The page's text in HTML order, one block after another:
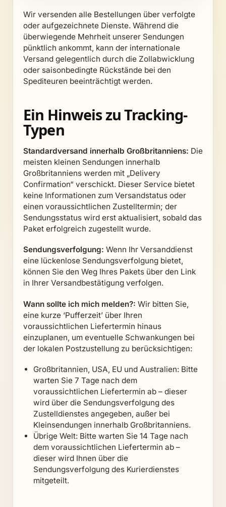
Wir versenden alle Bestellungen über verfolgte
oder aufgezeichnete Dienste. Während die
überwiegende Mehrheit unserer Sendungen
pünktlich ankommt, kann der internationale
Versand gelegentlich durch die Zollabwicklung
oder saisonbedingte Rückstände bei den
Spediteuren beeinträchtigt werden.
Ein Hinweis zu Tracking-
Typen
Standardversand innerhalb Großbritanniens: Die
meisten kleinen Sendungen innerhalb
Großbritanniens werden mit „Delivery
Confirmation“ verschickt. Dieser Service bietet
keine Informationen zum Versandstatus oder
einen voraussichtlichen Zustelltermin; der
Sendungsstatus wird erst aktualisiert, sobald das
Paket erfolgreich zugestellt wurde.
Sendungsverfolgung: Wenn Ihr Versanddienst
eine lückenlose Sendungsverfolgung bietet,
können Sie den Weg Ihres Pakets über den Link
in Ihrer Versandbestätigung verfolgen.
Wann sollte ich mich melden?: Wir bitten Sie,
eine kurze ‘Pufferzeit’ über Ihren
voraussichtlichen Liefertermin hinaus
einzuplanen, um eventuelle Schwankungen bei
der lokalen Postzustellung zu berücksichtigen:
Großbritannien, USA, EU und Australien: Bitte
warten Sie 7 Tage nach dem
voraussichtlichen Liefertermin ab – dieser
wird über die Sendungsverfolgung des
Zustelldienstes angegeben, außer bei
Kleinsendungen innerhalb Großbritanniens.
Übrige Welt: Bitte warten Sie 14 Tage nach
dem voraussichtlichen Liefertermin ab –
dieser wird Ihnen über die
Sendungsverfolgung des Kurierdienstes
mitgeteilt.